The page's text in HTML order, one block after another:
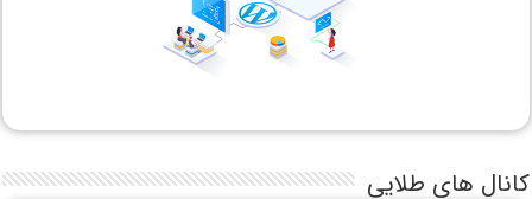
کانال های طلایی